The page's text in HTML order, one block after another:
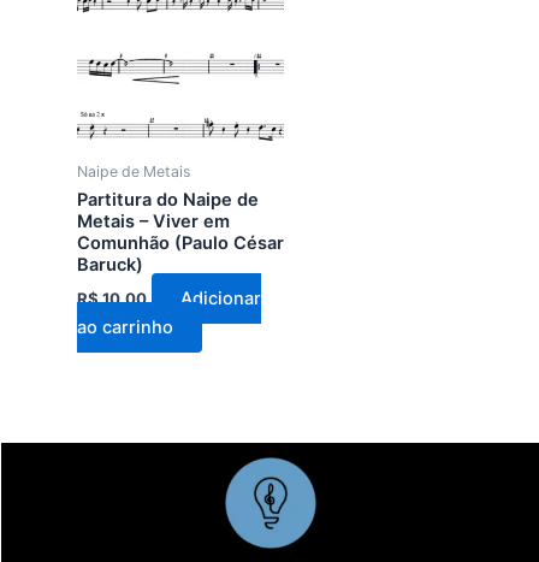
Naipe de Metais
Partitura do Naipe de
Metais – Viver em
Comunhão (Paulo César
Baruck)
R$10,00
Adicionar
ao carrinho